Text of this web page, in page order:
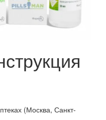
(Москва, Санкт-